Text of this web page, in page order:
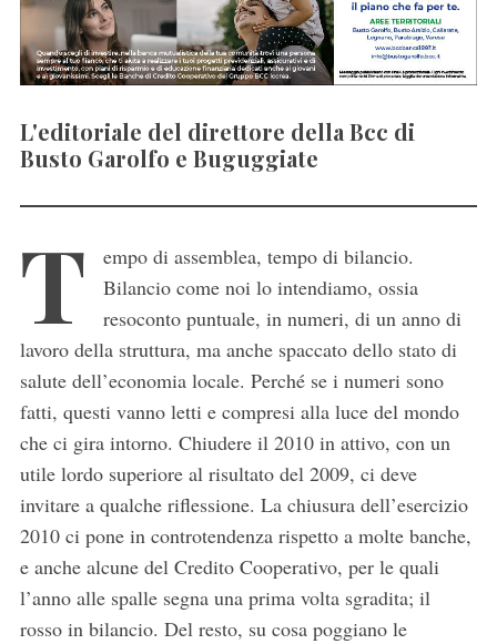
L'editoriale del direttore della Bcc di
Busto Garolfo e Buguggiate
T
empo di assemblea, tempo di bilancio.
Bilancio come noi lo intendiamo, ossia
resoconto puntuale, in numeri, di un anno di
lavoro della struttura, ma anche spaccato dello stato di
salute dell’economia locale. Perché se i numeri sono
fatti, questi vanno letti e compresi alla luce del mondo
che ci gira intorno. Chiudere il 2010 in attivo, con un
utile lordo superiore al risultato del 2009, ci deve
invitare a qualche riflessione. La chiusura dell’esercizio
2010 ci pone in controtendenza rispetto a molte banche,
e anche alcune del Credito Cooperativo, per le quali
l’anno alle spalle segna una prima volta sgradita; il
rosso in bilancio. Del resto, su cosa poggiano le